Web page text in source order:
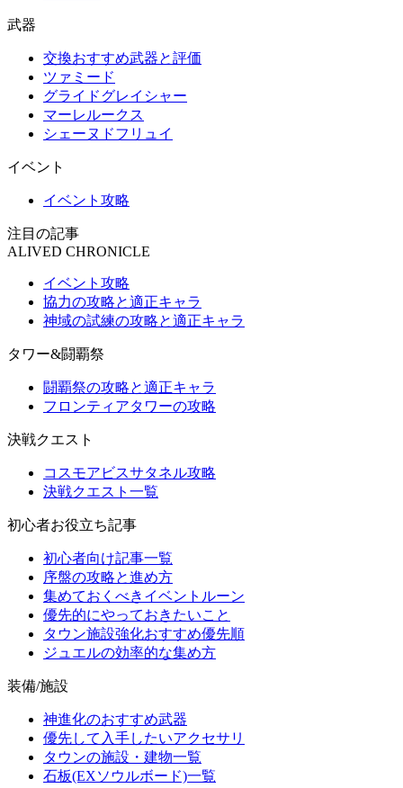
武器
交換おすすめ武器と評価
ツァミード
グライドグレイシャー
マーレルークス
シェーヌドフリュイ
イベント
イベント攻略
注目の記事
ALIVED CHRONICLE
イベント攻略
協力の攻略と適正キャラ
神域の試練の攻略と適正キャラ
タワー&闘覇祭
闘覇祭の攻略と適正キャラ
フロンティアタワーの攻略
決戦クエスト
コスモアビスサタネル攻略
決戦クエスト一覧
初心者お役立ち記事
初心者向け記事一覧
序盤の攻略と進め方
集めておくべきイベントルーン
優先的にやっておきたいこと
タウン施設強化おすすめ優先順
ジュエルの効率的な集め方
装備/施設
神進化のおすすめ武器
優先して入手したいアクセサリ
タウンの施設・建物一覧
石板(EXソウルボード)一覧